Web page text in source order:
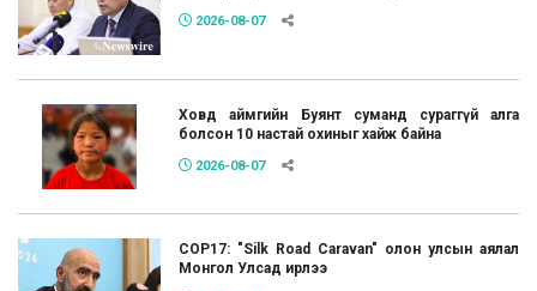
2026-08-07
Ховд аймгийн Буянт суманд сураггүй алга
болсон 10 настай охиныг хайж байна
2026-08-07
COP17: "Silk Road Caravan" олон улсын аялал
Монгол Улсад ирлээ